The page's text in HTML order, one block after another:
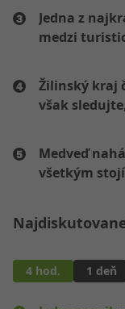
Jedna z
medzi
Žilinský kraj
však
Medveď
všetkým
4 hod. 1 deň